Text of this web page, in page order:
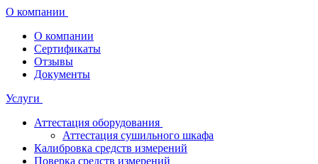
О компании
О компании
Сертификаты
Отзывы
Документы
Услуги
Аттестация оборудования
Аттестация сушильного шкафа
Калибровка средств измерений
Поверка средств измерений